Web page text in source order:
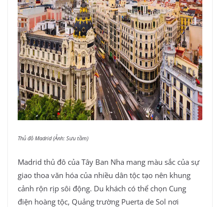
Thủ đô Madrid (Ảnh: Sưu tầm)
Madrid thủ đô của Tây Ban Nha mang màu sắc của sự
giao thoa văn hóa của nhiều dân tộc tạo nên khung
cảnh rộn rịp sôi động. Du khách có thể chọn Cung
điện hoàng tộc, Quảng trường Puerta de Sol nơi